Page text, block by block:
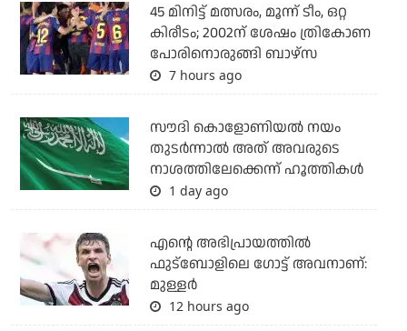
45 മിനിട്ട് മത്സരം, മൂന്ന് ടീം, ഒറ്റ
കിരീടം; 2002ന് ശേഷം ത്രികോണ
പോരിനൊരുങ്ങി ബാഴ്‌സ
7 hours ago
സൗദി കൊളോണിയല്‍ നയം
തുടര്‍ന്നാല്‍ അത് അവരുടെ
നാശത്തിലേക്കെന്ന് ഹൂത്തികള്‍
1 day ago
എന്റെ അഭിപ്രായത്തില്‍
ഫുട്‌ബോളിലെ ഗോട്ട് അവനാണ്:
മുള്ളര്‍
12 hours ago